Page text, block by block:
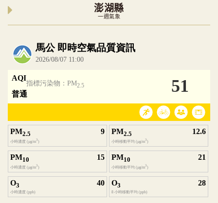
澎湖縣
一週氣象
內嵌空氣品質小工具為視覺預覽，完整即時空